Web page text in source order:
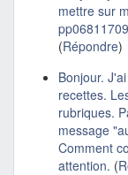
mettre sur
(Répondre)
Bonjour.
recettes.
rubriques.
message
Comment
attention. (